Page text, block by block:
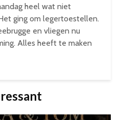
heel wat niet
ging om legertoestellen.
en vliegen nu
Alles heeft te maken